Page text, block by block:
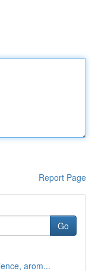
Report Page
Go
arom...